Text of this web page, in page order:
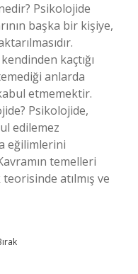
Psikolojide
başka bir kişiye,
kaçtığı
anlarda
etmemektir.
Psikolojide,
edilemez
eğilimlerini
temelleri
atılmış ve